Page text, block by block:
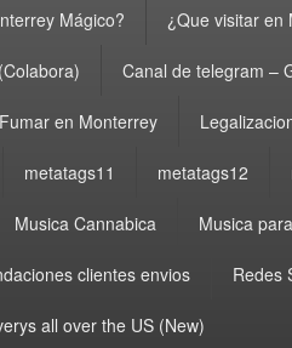
Mágico? ¿Que visitar en
Canal de telegram –
Fumar en Monterrey
metatags11 metatags12
Musica Cannabica Musica
clientes envios Redes
all over the US (New)